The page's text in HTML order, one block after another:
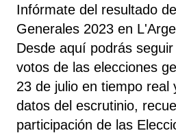
Infórmate del resultado
Generales 2023 en
Desde aquí podrás
votos de las elecciones
23 de julio en tiempo real
datos del escrutinio,
participación de las